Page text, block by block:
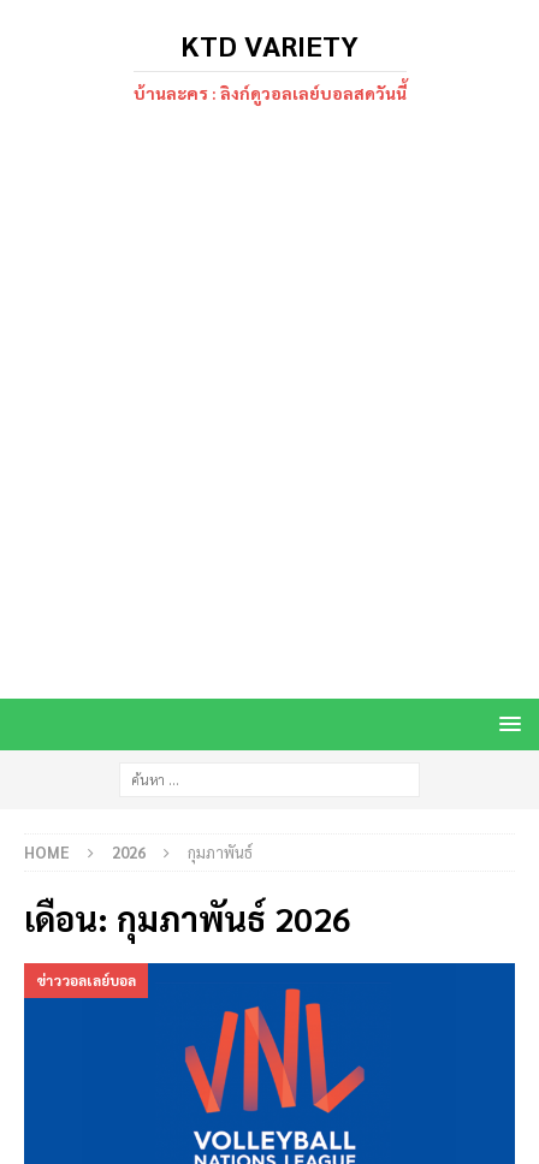
KTD VARIETY
บ้านละคร : ลิงก์ดูวอลเลย์บอลสดวันนี้
HOME 2026 กุมภาพันธ์
เดือน: กุมภาพันธ์ 2026
ข่าววอลเลย์บอล